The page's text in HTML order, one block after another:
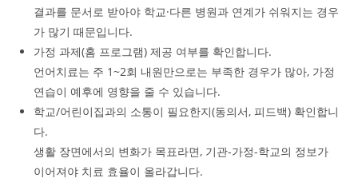
결과를 문서로 받아야 학교·다른 병원과 연계가 쉬워지는 경우
가 많기 때문입니다.
가정 과제(홈 프로그램) 제공 여부를 확인합니다.
언어치료는 주 1~2회 내원만으로는 부족한 경우가 많아, 가정
연습이 예후에 영향을 줄 수 있습니다.
학교/어린이집과의 소통이 필요한지(동의서, 피드백) 확인합니
다.
생활 장면에서의 변화가 목표라면, 기관-가정-학교의 정보가
이어져야 치료 효율이 올라갑니다.